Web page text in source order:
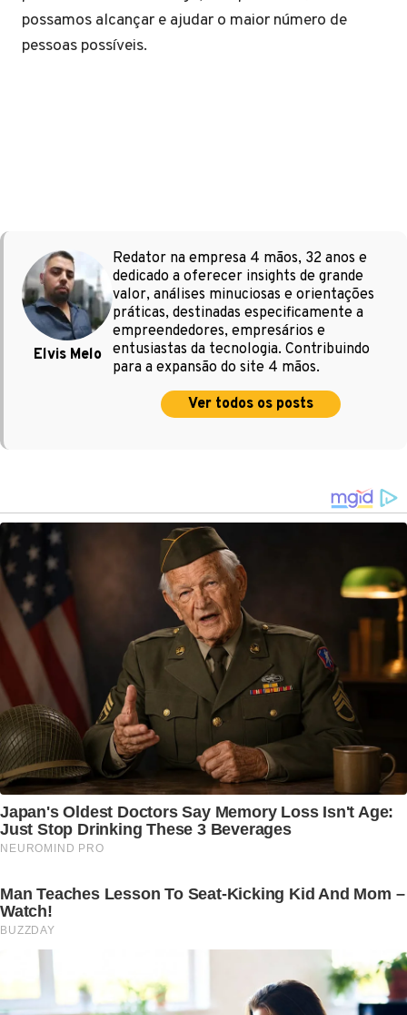
possamos alcançar e ajudar o maior número de
pessoas possíveis.
Elvis Melo
Redator na empresa 4 mãos, 32 anos e
dedicado a oferecer insights de grande
valor, análises minuciosas e orientações
práticas, destinadas especificamente a
empreendedores, empresários e
entusiastas da tecnologia. Contribuindo
para a expansão do site 4 mãos.
Ver todos os posts